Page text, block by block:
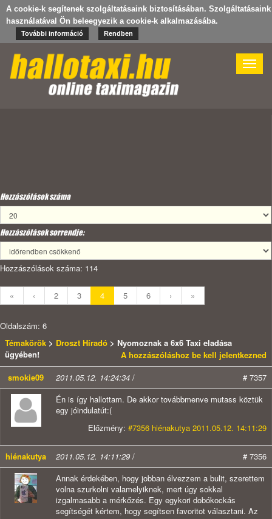
A cookie-k segítenek szolgáltatásaink biztosításában. Szolgáltatásaink
használatával Ön beleegyezik a cookie-k alkalmazásába.
További információ Rendben
Toggle
Hozzászólások száma
Hozzászólások sorrendje:
Hozzászólások száma: 114
« ‹ 2 3 4 5 6 › »
Oldalszám: 6
Témakörök > Droszt Híradó > Nyomoznak a 6x6 Taxi eladása
ügyében!
A hozzászóláshoz be kell jelentkezned
smokie09
2011.05.12. 14:24:34 /
# 7357
Én is így hallottam. De akkor továbbmenve mutass köztük
egy jóindulatút:(
Előzmény: #7356 hiénakutya 2011.05.12. 14:11:29
hiénakutya 2011.05.12. 14:11:29 /
# 7356
Annak érdekében, hogy jobban élvezzem a bulit, szerettem
volna szurkolni valamelyiknek, mert úgy sokkal
izgalmasabb a mérkőzés. Egy egykori dobókockás
segítségét kértem, hogy segítsen favoritot választani. Az